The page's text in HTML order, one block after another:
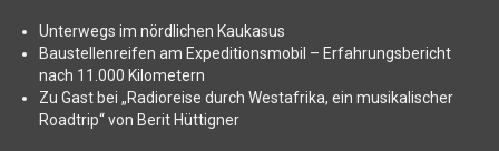
Unterwegs im nördlichen Kaukasus
Baustellenreifen am Expeditionsmobil – Erfahrungsbericht
nach 11.000 Kilometern
Zu Gast bei „Radioreise durch Westafrika, ein musikalischer
Roadtrip“ von Berit Hüttigner